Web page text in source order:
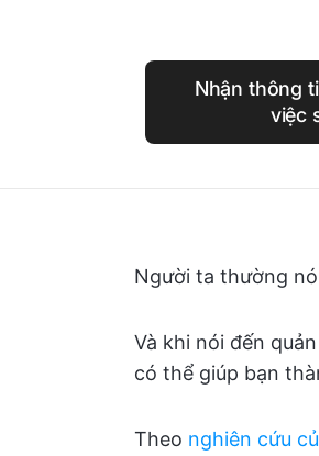
Nhận thông
việc
Người ta thường
Và khi nói đến
có thể giúp bạn
Theo nghiên cứu